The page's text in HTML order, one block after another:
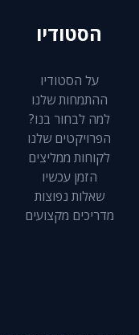
הסטודיו
על הסטודיו
ההתמחות שלנו
למה לבחור בנו?
הפרויקטים שלנו
לקוחות ממליצים
הזמן עכשיו
שאלות נפוצות
מדריכים מקצועים